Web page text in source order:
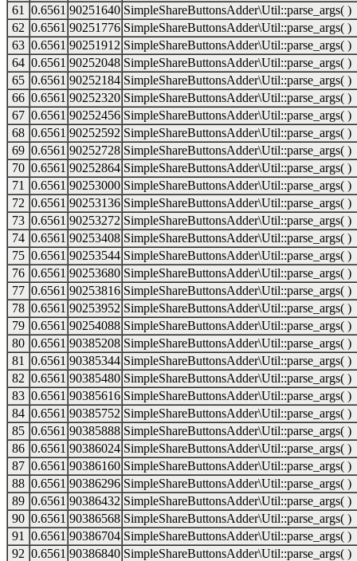
61
0.6561 90251640 SimpleShareButtonsAdder\Util::parse_args( )
62 0.6561 90251776 SimpleShareButtonsAdder\Util::parse_args( )
63 0.6561 90251912 SimpleShareButtonsAdder\Util::parse_args( )
64 0.6561 90252048 SimpleShareButtonsAdder\Util::parse_args( )
65 0.6561 90252184 SimpleShareButtonsAdder\Util::parse_args( )
66 0.6561 90252320 SimpleShareButtonsAdder\Util::parse_args( )
67 0.6561 90252456 SimpleShareButtonsAdder\Util::parse_args( )
68 0.6561 90252592 SimpleShareButtonsAdder\Util::parse_args( )
69 0.6561 90252728 SimpleShareButtonsAdder\Util::parse_args( )
70 0.6561 90252864 SimpleShareButtonsAdder\Util::parse_args( )
71
0.6561 90253000 SimpleShareButtonsAdder\Util::parse_args( )
72 0.6561 90253136 SimpleShareButtonsAdder\Util::parse_args( )
73 0.6561 90253272 SimpleShareButtonsAdder\Util::parse_args( )
74 0.6561 90253408 SimpleShareButtonsAdder\Util::parse_args( )
75 0.6561 90253544 SimpleShareButtonsAdder\Util::parse_args( )
76 0.6561 90253680 SimpleShareButtonsAdder\Util::parse_args( )
77 0.6561 90253816 SimpleShareButtonsAdder\Util::parse_args( )
78 0.6561 90253952 SimpleShareButtonsAdder\Util::parse_args( )
79 0.6561 90254088 SimpleShareButtonsAdder\Util::parse_args( )
80 0.6561 90385208 SimpleShareButtonsAdder\Util::parse_args( )
81
0.6561 90385344 SimpleShareButtonsAdder\Util::parse_args( )
82 0.6561 90385480 SimpleShareButtonsAdder\Util::parse_args( )
83 0.6561 90385616 SimpleShareButtonsAdder\Util::parse_args( )
84 0.6561 90385752 SimpleShareButtonsAdder\Util::parse_args( )
85 0.6561 90385888 SimpleShareButtonsAdder\Util::parse_args( )
86 0.6561 90386024 SimpleShareButtonsAdder\Util::parse_args( )
87 0.6561 90386160 SimpleShareButtonsAdder\Util::parse_args( )
88 0.6561 90386296 SimpleShareButtonsAdder\Util::parse_args( )
89 0.6561 90386432 SimpleShareButtonsAdder\Util::parse_args( )
90 0.6561 90386568 SimpleShareButtonsAdder\Util::parse_args( )
91
0.6561 90386704 SimpleShareButtonsAdder\Util::parse_args( )
92 0.6561 90386840 SimpleShareButtonsAdder\Util::parse_args( )